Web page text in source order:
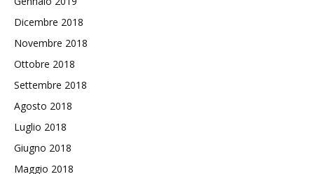
Dicembre 2018
Novembre 2018
Ottobre 2018
Settembre 2018
Agosto 2018
Luglio 2018
Giugno 2018
Maggio 2018